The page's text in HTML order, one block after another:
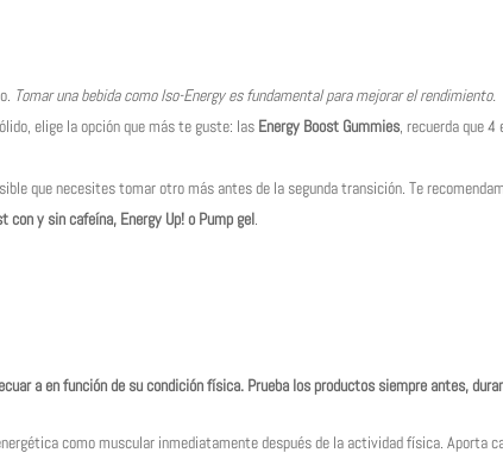
Tomar una bebida como Iso-Energy es fundamental para mejorar el rendimiento.
elige la opción que más te guste: las Energy Boost Gummies, recuerda que 4
que necesites tomar otro más antes de la segunda transición. Te
con y sin cafeína, Energy Up! o Pump gel.
a en función de su condición física. Prueba los productos siempre antes,
como muscular inmediatamente después de la actividad física. Aporta